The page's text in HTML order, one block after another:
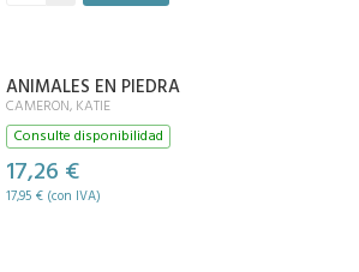
ANIMALES EN PIEDRA
CAMERON, KATIE
Consulte disponibilidad
17,26 €
17,95 € (con IVA)